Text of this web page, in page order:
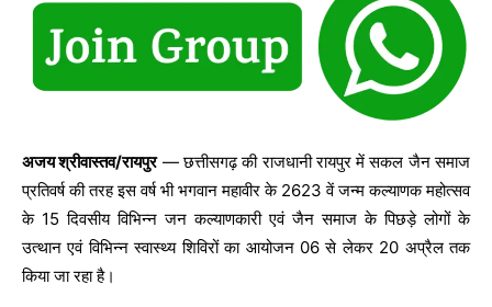
अजय श्रीवास्तव/रायपुर— छत्तीसगढ़ की राजधानी रायपुर में सकल जैन समाज
प्रतिवर्ष की तरह इस वर्ष भी भगवान महावीर के 2623 वें जन्म कल्याणक महोत्सव
के 15 दिवसीय विभिन्न जन कल्याणकारी एवं जैन समाज के पिछड़े लोगों के
उत्थान एवं विभिन्न स्वास्थ्य शिविरों का आयोजन 06 से लेकर 20 अप्रैल तक
किया जा रहा है।